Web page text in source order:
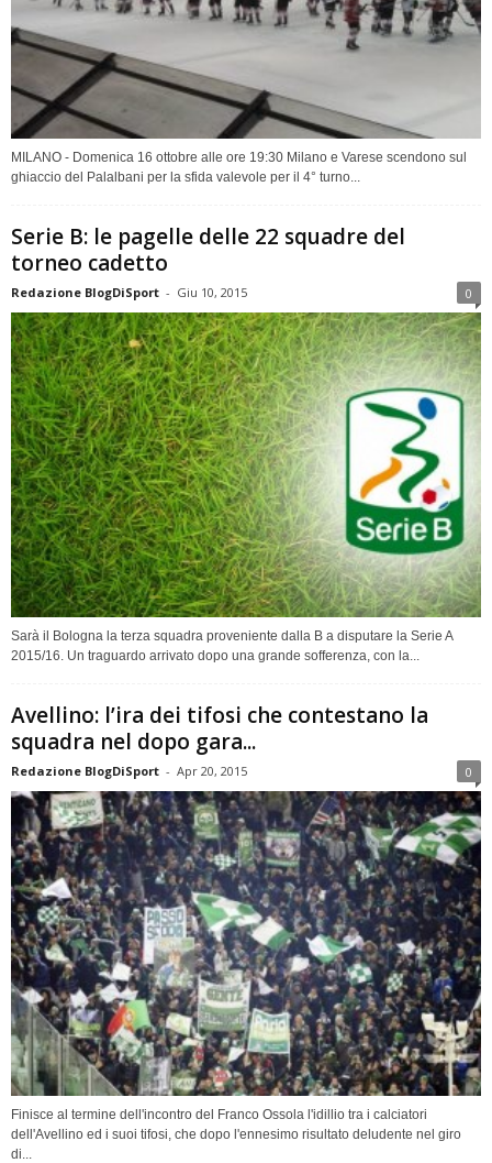
MILANO - Domenica 16 ottobre alle ore 19:30 Milano e Varese scendono sul
ghiaccio del Palalbani per la sfida valevole per il 4° turno...
Serie B: le pagelle delle 22 squadre del
torneo cadetto
Redazione BlogDiSport - Giu 10, 2015 0
Sarà il Bologna la terza squadra proveniente dalla B a disputare la Serie A
2015/16. Un traguardo arrivato dopo una grande sofferenza, con la...
Avellino: l’ira dei tifosi che contestano la
squadra nel dopo gara...
Redazione BlogDiSport - Apr 20, 2015 0
Finisce al termine dell'incontro del Franco Ossola l'idillio tra i calciatori
dell'Avellino ed i suoi tifosi, che dopo l'ennesimo risultato deludente nel giro
di...